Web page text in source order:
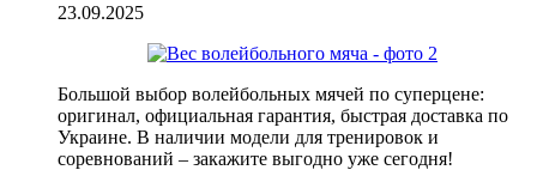
23.09.2025
Большой выбор волейбольных мячей по суперцене:
оригинал, официальная гарантия, быстрая доставка по
Украине. В наличии модели для тренировок и
соревнований – закажите выгодно уже сегодня!